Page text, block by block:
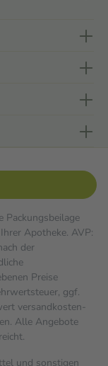
Packungsbeilage
Apotheke. AVP:
der
Preise
ggf.
versand­kosten­
Alle Angebote
und sonstigen